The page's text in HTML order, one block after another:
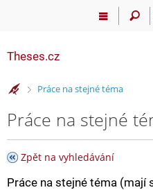
Theses.cz
>Práce na stejné téma
Práce na stejné
Zpět na vyhledávání
Práce na stejné téma (mají